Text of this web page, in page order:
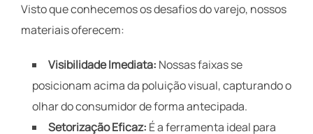
Visto que conhecemos os desafios do varejo, nossos
materiais oferecem:
Visibilidade Imediata: Nossas faixas se
posicionam acima da poluição visual, capturando o
olhar do consumidor de forma antecipada.
Setorização Eficaz: É a ferramenta ideal para